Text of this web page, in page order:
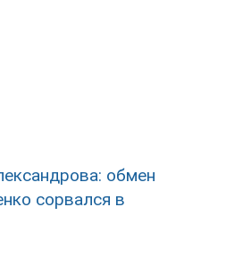
обмен
сорвался в